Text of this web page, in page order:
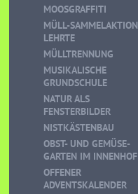
MOOSGRAFFITI
MÜLL-SAMMELAKTION
LEHRTE
MÜLLTRENNUNG
MUSIKALISCHE
GRUNDSCHULE
NATUR ALS
FENSTERBILDER
NISTKÄSTENBAU
OBST- UND GEMÜSE-
GARTEN IM INNENHOF
OFFENER
ADVENTSKALENDER